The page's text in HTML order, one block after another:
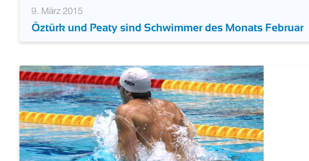
9. März 2015
Öztürk und Peaty sind Schwimmer des Monats Februar